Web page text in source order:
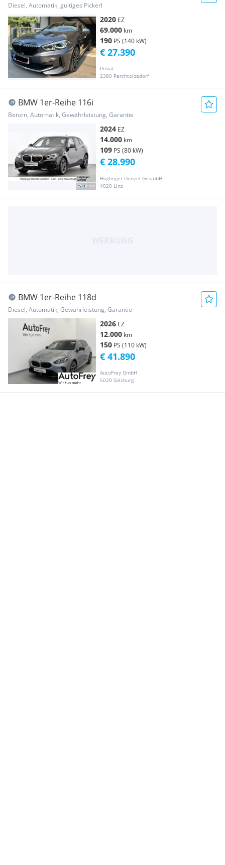
Diesel, Automatik, gültiges Pickerl
2020 EZ
69.000 km
190 PS (140 kW)
Privat
2380 Perchtoldsdorf
€ 27.390
BMW 1er-Reihe 116i
Benzin, Automatik, Gewährleistung, Garantie
2024 EZ
14.000 km
109 PS (80 kW)
Höglinger Denzel GesmbH
4020 Linz
€ 28.990
BMW 1er-Reihe 118d
Diesel, Automatik, Gewährleistung, Garantie
2026 EZ
12.000 km
150 PS (110 kW)
AutoFrey GmbH
5020 Salzburg
€ 41.890